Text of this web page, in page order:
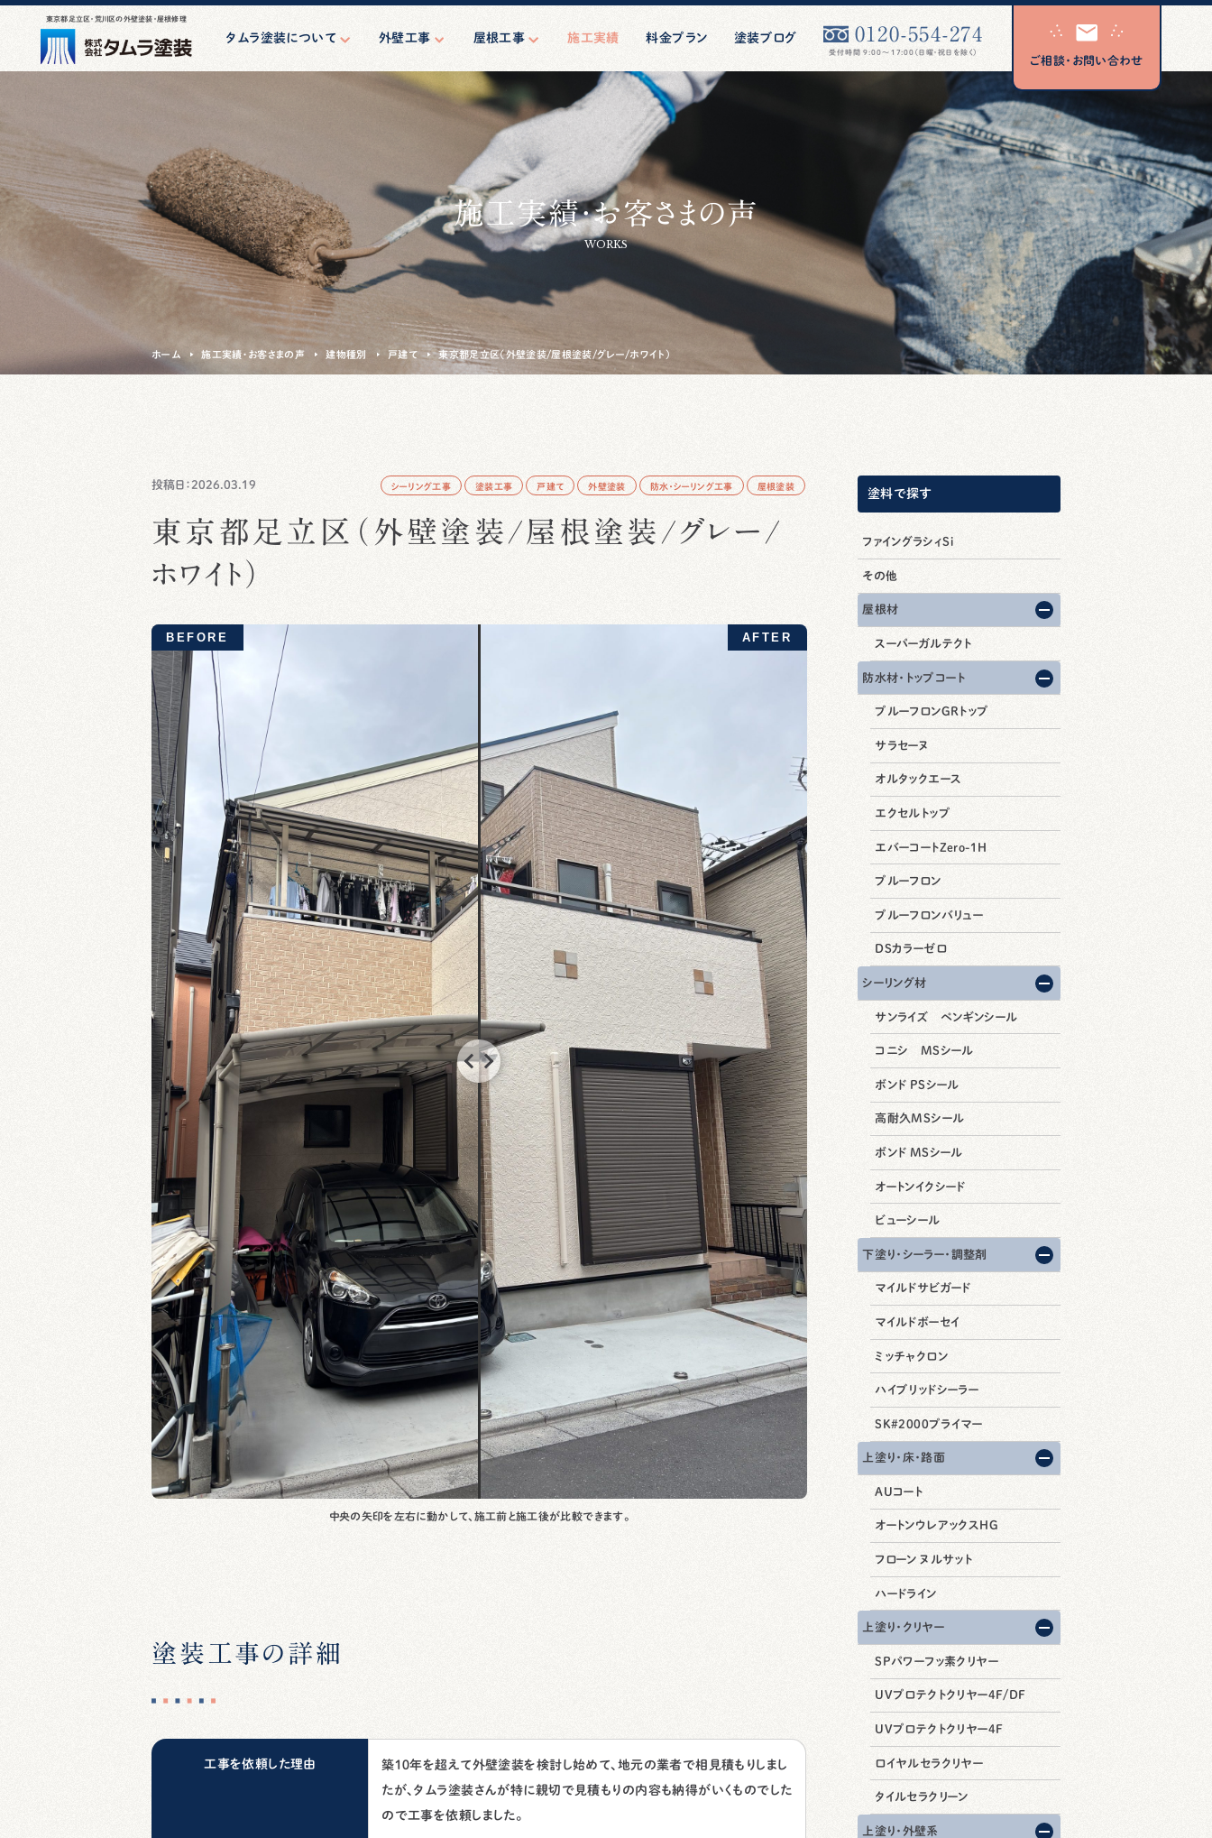
東京都足立区・荒川区の外壁塗装・屋根修理
タムラ塗装について
親方の一日
外壁工事
外壁塗装
小規模マンション・ビル向
け大規模修繕
その他工事・相談
屋根工事
屋根塗装
屋根修理（葺き替え）
施工実績 料金プラン 塗装ブログ 0120-554-274
受付時間 9:00〜17:00（日曜・祝日を除く）
ご相談・お問い合わせ
施工実績・お客さまの声
WORKS
ホーム 施工実績・お客さまの声 建物種別 戸建て 東京都足立区（外壁塗装/屋根塗装/グレー/ホワイト）
投稿日：2026.03.19 シーリング工事 塗装工事 戸建て 外壁塗装 防水・シーリング工事 屋根塗装
東京都足立区（外壁塗装/屋根塗装/グレー/
ホワイト）
中央の矢印を左右に動かして、施工前と施工後が比較できます。
塗装工事の詳細
工事を依頼した理由
築１０年を超えて外壁塗装を検討し始めて、地元の業者で相見積もりしまし
たが、タムラ塗装さんが特に親切で見積もりの内容も納得がいくものでした
ので工事を依頼しました。
塗料で探す
ファイングラシィSi
その他
屋根材
スーパーガルテクト
防水材・トップコート
プルーフロンGRトップ
サラセーヌ
オルタックエース
エクセルトップ
エバーコートZero-1H
プルーフロン
プルーフロンバリュー
DSカラーゼロ
シーリング材
サンライズ ペンギンシール
コニシ MSシール
ボンド PSシール
高耐久MSシール
ボンド MSシール
オートンイクシード
ビューシール
下塗り・シーラー・調整剤
マイルドサビガード
マイルドボーセイ
ミッチャクロン
ハイブリッドシーラー
SK#2000プライマー
上塗り・床・路面
AUコート
オートンウレアックスHG
フローン ヌルサット
ハードライン
上塗り・クリヤー
SPパワーフッ素クリヤー
UVプロテクトクリヤー4F/DF
UVプロテクトクリヤー4F
ロイヤルセラクリヤー
タイルセラクリーン
上塗り・外壁系